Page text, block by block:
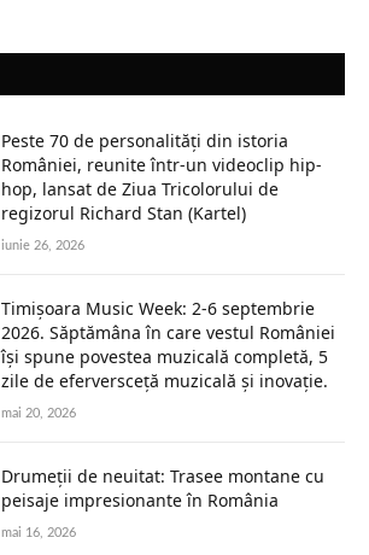
Peste 70 de personalități din istoria
României, reunite într-un videoclip hip-
hop, lansat de Ziua Tricolorului de
regizorul Richard Stan (Kartel)
iunie 26, 2026
Timișoara Music Week: 2-6 septembrie
2026. Săptămâna în care vestul României
își spune povestea muzicală completă, 5
zile de eferversceță muzicală și inovație.
mai 20, 2026
Drumeții de neuitat: Trasee montane cu
peisaje impresionante în România
mai 16, 2026